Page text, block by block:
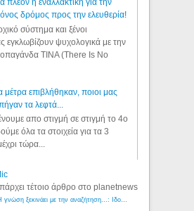
πλέον η εναλλακτική για την
δρόμος προς την ελευθερία!
σύστημα και ξένοι
εγκλωβίζουν ψυχολογικά με την
TINA (There Is No
μέτρα επιβλήθηκαν, ποιοι μας
τα λεφτά...
απο στιγμή σε στιγμή το 4ο
όλα τα στοιχεία για τα 3
τώρα...
τέτοιο άρθρο στο planetnews
Λόγιος Ερμής | Η γνώση ξεκινάει με την αναζήτηση...: Ιδού οι 18 που χρωστούν 11 δις ευρώ!